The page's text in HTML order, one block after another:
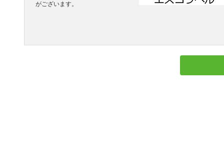
がございます。